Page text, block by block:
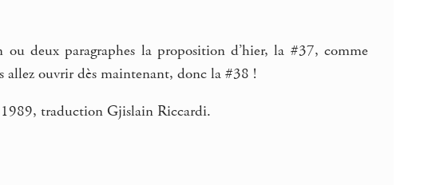
deux paragraphes la proposition d’hier, la #37, comme
ouvrir dès maintenant, donc la #38 !
traduction Gjislain Riccardi.